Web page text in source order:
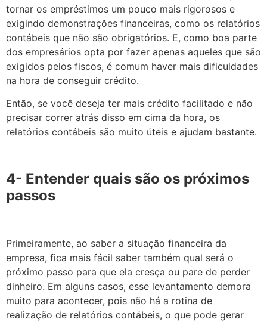
tornar os empréstimos um pouco mais rigorosos e
exigindo demonstrações financeiras, como os relatórios
contábeis que não são obrigatórios. E, como boa parte
dos empresários opta por fazer apenas aqueles que são
exigidos pelos fiscos, é comum haver mais dificuldades
na hora de conseguir crédito.
Então, se você deseja ter mais crédito facilitado e não
precisar correr atrás disso em cima da hora, os
relatórios contábeis são muito úteis e ajudam bastante.
4- Entender quais são os próximos
passos
Primeiramente, ao saber a situação financeira da
empresa, fica mais fácil saber também qual será o
próximo passo para que ela cresça ou pare de perder
dinheiro. Em alguns casos, esse levantamento demora
muito para acontecer, pois não há a rotina de
realização de relatórios contábeis, o que pode gerar